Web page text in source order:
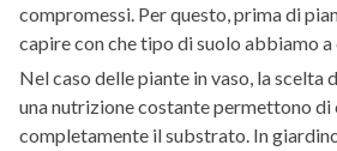
compromessi. Per questo, prima di
capire con che tipo di suolo abbiamo a
Nel caso delle piante in vaso, la
una nutrizione costante permettono
completamente il substrato. In